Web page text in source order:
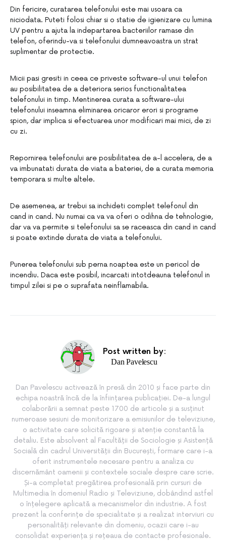
Din fericire, curatarea telefonului este mai usoara ca
niciodata. Puteti folosi chiar si o statie de igienizare cu lumina
UV pentru a ajuta la indepartarea bacteriilor ramase din
telefon, oferindu-va si telefonului dumneavoastra un strat
suplimentar de protectie.
Micii pasi gresiti in ceea ce priveste software-ul unui telefon
au posibilitatea de a deteriora serios functionalitatea
telefonului in timp. Mentinerea curata a software-ului
telefonului inseamna eliminarea oricaror erori si programe
spion, dar implica si efectuarea unor modificari mai mici, de zi
cu zi.
Repornirea telefonului are posibilitatea de a-l accelera, de a
va imbunatati durata de viata a bateriei, de a curata memoria
temporara si multe altele.
De asemenea, ar trebui sa inchideti complet telefonul din
cand in cand. Nu numai ca va va oferi o odihna de tehnologie,
dar va va permite si telefonului sa se raceasca din cand in cand
si poate extinde durata de viata a telefonului.
Punerea telefonului sub perna noaptea este un pericol de
incendiu. Daca este posibil, incarcati intotdeauna telefonul in
timpul zilei si pe o suprafata neinflamabila.
Post written by:
Dan Pavelescu
Dan Pavelescu activează în presă din 2010 și face parte din
echipa noastră încă de la înființarea publicației. De-a lungul
colaborării a semnat peste 1700 de articole și a susținut
numeroase sesiuni de monitorizare a emisiunilor de televiziune,
o activitate care solicită rigoare și atenție constantă la
detaliu. Este absolvent al Facultății de Sociologie și Asistență
Socială din cadrul Universității din București, formare care i-a
oferit instrumentele necesare pentru a analiza cu
discernământ oamenii și contextele sociale despre care scrie.
Și-a completat pregătirea profesională prin cursuri de
Multimedia în domeniul Radio și Televiziune, dobândind astfel
o înțelegere aplicată a mecanismelor din industrie. A fost
prezent la conferințe de specialitate și a realizat interviuri cu
personalități relevante din domeniu, ocazii care i-au
consolidat experiența și rețeaua de contacte profesionale.